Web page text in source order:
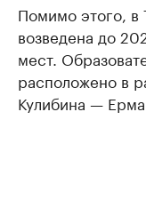
Помимо этого, в
возведена до
мест.
расположено в
Кулибина —